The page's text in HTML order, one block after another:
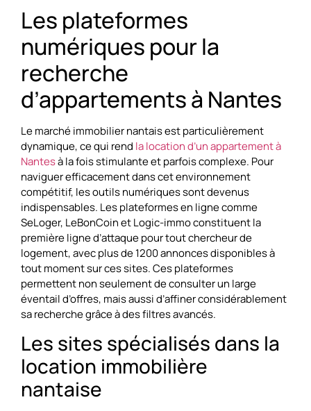
Les plateformes
numériques pour la
recherche
d’appartements à Nantes
Le marché immobilier nantais est particulièrement
dynamique, ce qui rend la location d’un appartement à
Nantesà la fois stimulante et parfois complexe. Pour
naviguer efficacement dans cet environnement
compétitif, les outils numériques sont devenus
indispensables. Les plateformes en ligne comme
SeLoger, LeBonCoin et Logic-immo constituent la
première ligne d’attaque pour tout chercheur de
logement, avec plus de 1200 annonces disponibles à
tout moment sur ces sites. Ces plateformes
permettent non seulement de consulter un large
éventail d’offres, mais aussi d’affiner considérablement
sa recherche grâce à des filtres avancés.
Les sites spécialisés dans la
location immobilière
nantaise